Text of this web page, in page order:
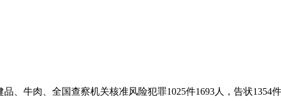
牛肉、全国查察机关核准风险犯罪1025件1693人，告状1354件